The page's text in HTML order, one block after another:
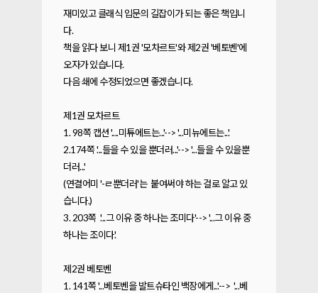
재미있고 클래식 입문의 길잡이가 되는 좋은 책입니
다.
책을 읽다 보니 제1권 '모차르트'와 제2권 '베토벤'에
오자가 있습니다.
다음 쇄에 수정되었으면 좋겠습니다.
제1권 모차르트
1. 98쪽 캡션 '....미튜에트는...'--> '...미뉴에트는...'
2.174쪽 '...들을 수 있을 뿐더러...'--> '...들을 수 있을뿐
더러...'
(연결어미 '-ㄹ뿐더러'는 붙여써야 하는 걸로 알고 있
습니다.)
3. 203쪽 '...그 이유 중 하나는 조미다'--> '...그 이유 중
하나는 조이다.'
제2권 베토벤
1. 141쪽 '...베토벤을 발트슈타인 백장에게...'--> '...베